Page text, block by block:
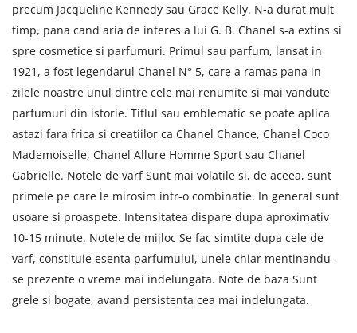
precum Jacqueline Kennedy sau Grace Kelly. N-a durat mult
timp, pana cand aria de interes a lui G. B. Chanel s-a extins si
spre cosmetice si parfumuri. Primul sau parfum, lansat in
1921, a fost legendarul Chanel N° 5, care a ramas pana in
zilele noastre unul dintre cele mai renumite si mai vandute
parfumuri din istorie. Titlul sau emblematic se poate aplica
astazi fara frica si creatiilor ca Chanel Chance, Chanel Coco
Mademoiselle, Chanel Allure Homme Sport sau Chanel
Gabrielle. Notele de varf Sunt mai volatile si, de aceea, sunt
primele pe care le mirosim intr-o combinatie. In general sunt
usoare si proaspete. Intensitatea dispare dupa aproximativ
10-15 minute. Notele de mijloc Se fac simtite dupa cele de
varf, constituie esenta parfumului, unele chiar mentinandu-
se prezente o vreme mai indelungata. Note de baza Sunt
grele si bogate, avand persistenta cea mai indelungata.